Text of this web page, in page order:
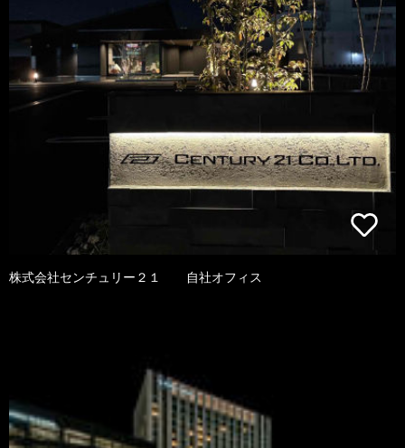
株式会社センチュリー２１ 自社オフィス